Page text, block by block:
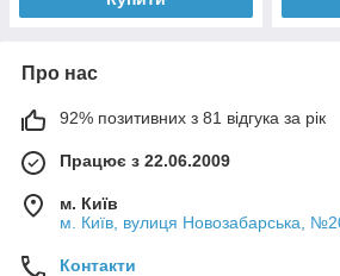
Про нас
92% позитивних з 81 відгука за рік
Працює з 22.06.2009
м. Київ
м. Київ, вулиця Новозабарська,
Контакти